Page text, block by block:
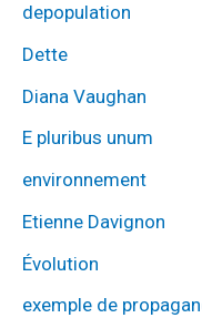
depopulation
Dette
Diana Vaughan
E pluribus unum
environnement
Etienne Davignon
Évolution
exemple de